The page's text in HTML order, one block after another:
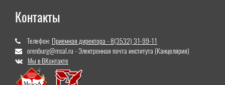
Контакты
Телефон: Приемная директора - 8(3532) 31-99-11
orenburg@msal.ru - Электронная почта института (Канцелярия)
Мы в ВКонтакте